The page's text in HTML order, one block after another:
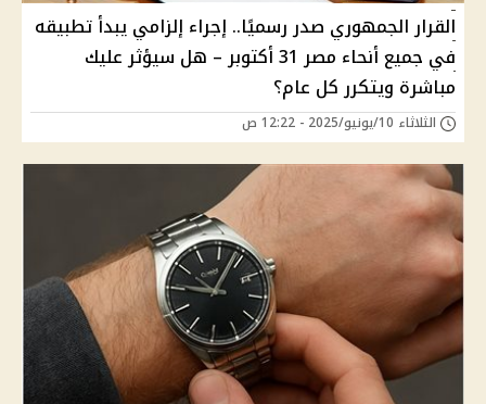
القرار الجمهوري صدر رسميًا.. إجراء إلزامي يبدأ تطبيقه
في جميع أنحاء مصر 31 أكتوبر – هل سيؤثر عليك
مباشرة ويتكرر كل عام؟
الثلاثاء 10/يونيو/2025 - 12:22 ص